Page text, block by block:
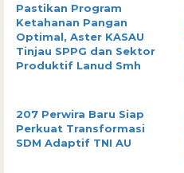
Pastikan Program
Ketahanan Pangan
Optimal, Aster KASAU
Tinjau SPPG dan Sektor
Produktif Lanud Smh
207 Perwira Baru Siap
Perkuat Transformasi
SDM Adaptif TNI AU